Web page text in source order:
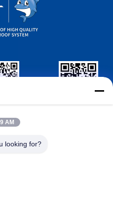
Identificazione
Identificazione
AM
looking for?